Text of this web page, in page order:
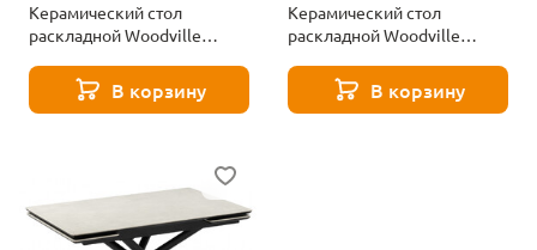
Керамический стол
раскладной Woodville
light yellow / черный
664957
В корзину
Керамический стол
раскладной Woodville
мрамор snow white / серый
631645
В корзину